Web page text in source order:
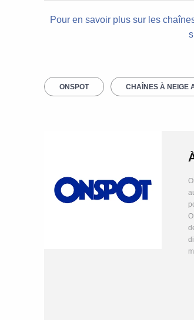
Pour en savoir plus sur les
ONSPOT CHAÎNES À NEIGE